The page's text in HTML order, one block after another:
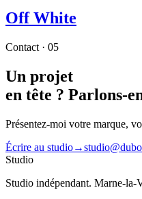
Off White
Contact · 05
Un projet
en tête ? Parlons-
Présentez-moi votre marque,
Écrire au studio→
Studio
Studio indépendant. Marne-la-